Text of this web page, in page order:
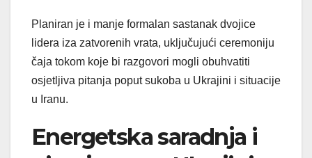
Planiran je i manje formalan sastanak dvojice
lidera iza zatvorenih vrata, uključujući ceremoniju
čaja tokom koje bi razgovori mogli obuhvatiti
osjetljiva pitanja poput sukoba u Ukrajini i situacije
u Iranu.
Energetska saradnja i